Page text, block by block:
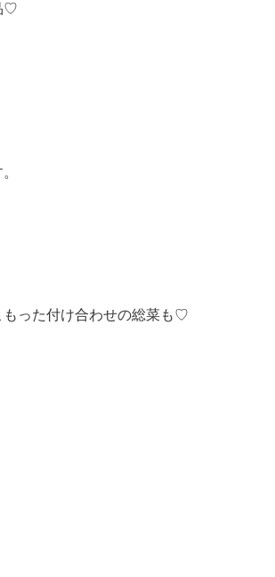
♡
もった付け合わせの総菜も♡